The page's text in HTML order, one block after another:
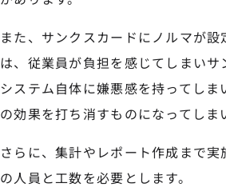
また、サンクスカードにノルマが
は、従業員が負担を感じてしまいサ
システム自体に嫌悪感を持ってしま
の効果を打ち消すものになってしま
さらに、集計やレポート作成まで実
の人員と工数を必要とします。